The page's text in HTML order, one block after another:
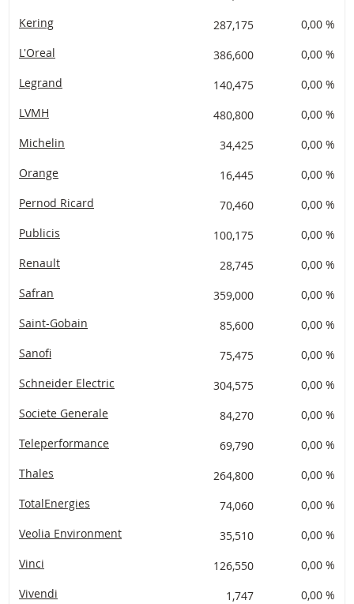
Kering
287,175
0,00 %
L'Oreal
386,600
0,00 %
Legrand
140,475
0,00 %
LVMH
480,800
0,00 %
Michelin
34,425
0,00 %
Orange
16,445
0,00 %
Pernod Ricard
70,460
0,00 %
Publicis
100,175
0,00 %
Renault
28,745
0,00 %
Safran
359,000
0,00 %
Saint-Gobain
85,600
0,00 %
Sanofi
75,475
0,00 %
Schneider Electric
304,575
0,00 %
Societe Generale
84,270
0,00 %
Teleperformance
69,790
0,00 %
Thales
264,800
0,00 %
TotalEnergies
74,060
0,00 %
Veolia Environment
35,510
0,00 %
Vinci
126,550
0,00 %
Vivendi
1,747 0,00 %